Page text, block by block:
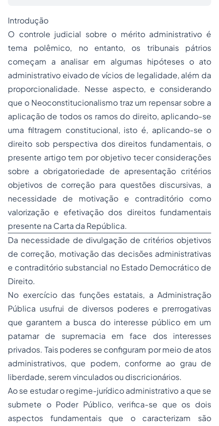
Introdução
O controle judicial sobre o mérito administrativo é
tema polêmico, no entanto, os tribunais pátrios
começam a analisar em algumas hipóteses o ato
administrativo eivado de vícios de legalidade, além da
proporcionalidade. Nesse aspecto, e considerando
que o Neoconstitucionalismo traz um repensar sobre a
aplicação de todos os ramos do direito, aplicando-se
uma filtragem constitucional, isto é, aplicando-se o
direito sob perspectiva dos direitos fundamentais, o
presente artigo tem por objetivo tecer considerações
sobre a obrigatoriedade de apresentação critérios
objetivos de correção para questões discursivas, a
necessidade de motivação e contraditório como
valorização e efetivação dos direitos fundamentais
presente na Carta da República.
Da necessidade de divulgação de critérios objetivos
de correção, motivação das decisões administrativas
e contraditório substancial no Estado Democrático de
Direito.
No exercício das funções estatais, a Administração
Pública usufrui de diversos poderes e prerrogativas
que garantem a busca do interesse público em um
patamar de supremacia em face dos interesses
privados. Tais poderes se configuram por meio de atos
administrativos, que podem, conforme ao grau de
liberdade, serem vinculados ou discricionários.
Ao se estudar o regime-jurídico administrativo a que se
submete o Poder Público, verifica-se que os dois
aspectos fundamentais que o caracterizam são